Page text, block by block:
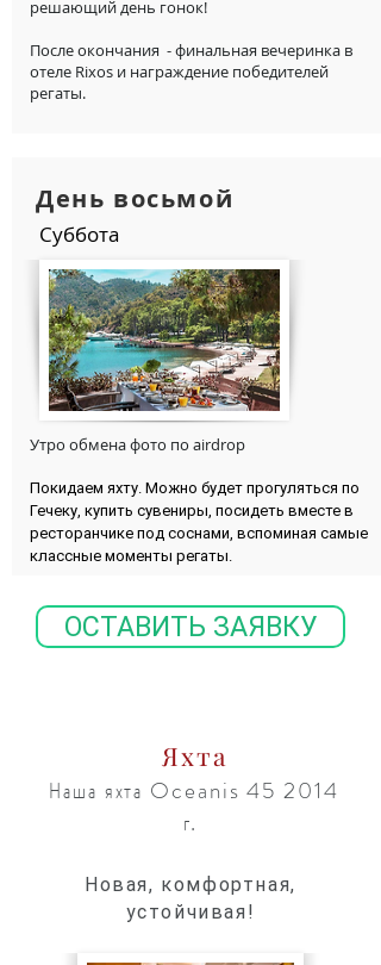
решающий день гонок!
После окончания - финальная вечеринка в
отеле Rixos и награждение победителей
регаты.
День восьмой
Суббота
Утро обмена фото по airdrop
Покидаем яхту. Можно будет прогуляться по
Гечеку, купить сувениры, посидеть вместе в
ресторанчике под соснами, вспоминая самые
классные моменты регаты.
ОСТАВИТЬ ЗАЯВКУ
Яхта
Наша яхта Oceanis 45 2014
г.
Новая, комфортная,
устойчивая!